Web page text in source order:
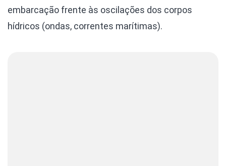
embarcação frente às oscilações dos corpos
hídricos (ondas, correntes marítimas).